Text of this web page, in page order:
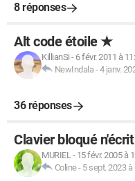
8 réponses
Alt code étoile ★
KillianSi - 6 févr. 2011 à
NewIndala -4 janv.
36 réponses
Clavier bloqué
MURIEL- 15 févr. 2005 à
Coline- 5 sept. 2023 à